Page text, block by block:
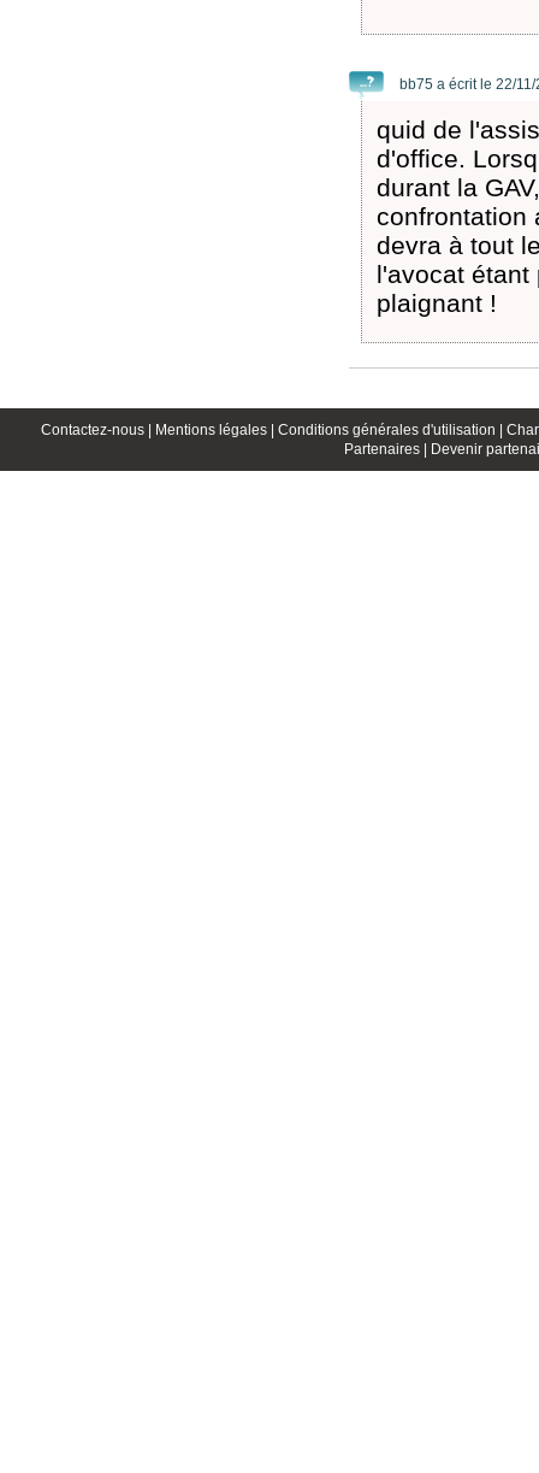
bb75 a écrit le 22/
quid de
d'office.
durant la
confrontation
devra à tout
l'avocat étant
plaignant !
Contactez-nous | Mentions légales | Conditions générales d'utilisation |
Partenaires | Devenir